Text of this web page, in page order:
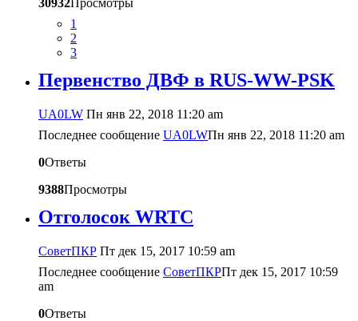
30932Просмотры
1
2
3
Первенство ДВФ в RUS-WW-PSK
UA0LW Пн янв 22, 2018 11:20 am
Последнее сообщение UA0LWПн янв 22, 2018 11:20 am
0Ответы
9388Просмотры
Отголосок WRTC
CоветПКР Пт дек 15, 2017 10:59 am
Последнее сообщение CоветПКРПт дек 15, 2017 10:59
am
0Ответы